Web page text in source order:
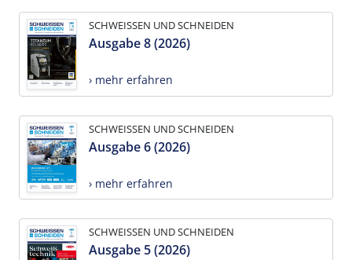
SCHWEISSEN UND SCHNEIDEN
Ausgabe 8 (2026)
› mehr erfahren
SCHWEISSEN UND SCHNEIDEN
Ausgabe 6 (2026)
› mehr erfahren
SCHWEISSEN UND SCHNEIDEN
Ausgabe 5 (2026)